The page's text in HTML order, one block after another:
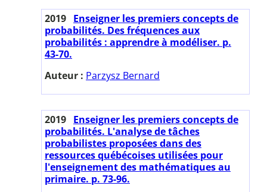
2019 Enseigner les premiers concepts de
probabilités. Des fréquences aux
probabilités : apprendre à modéliser. p.
43-70.
Auteur : Parzysz Bernard
2019 Enseigner les premiers concepts de
probabilités. L'analyse de tâches
probabilistes proposées dans des
ressources québécoises utilisées pour
l'enseignement des mathématiques au
primaire. p. 73-96.